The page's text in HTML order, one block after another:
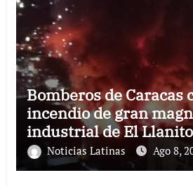
Bomberos de Caracas
incendio de gran
industrial de El Llanito
Noticias Latinas Ago 8,